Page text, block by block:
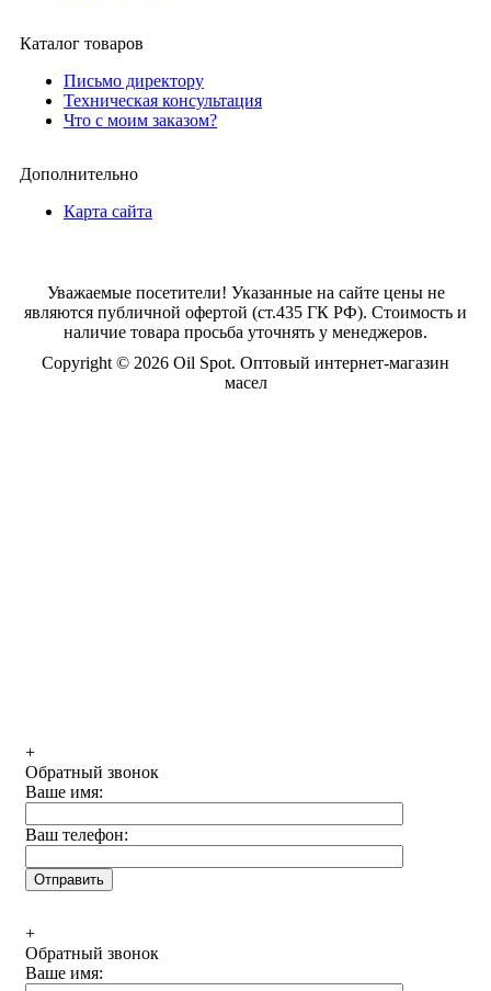
Каталог товаров
Письмо директору
Техническая консультация
Что с моим заказом?
Дополнительно
Карта сайта
Уважаемые посетители! Указанные на сайте цены не
являются публичной офертой (ст.435 ГК РФ). Стоимость и
наличие товара просьба уточнять у менеджеров.
Copyright © 2026 Oil Spot. Оптовый интернет-магазин
масел
+
Обратный звонок
Ваше имя:
Ваш телефон:
+
Обратный звонок
Ваше имя: